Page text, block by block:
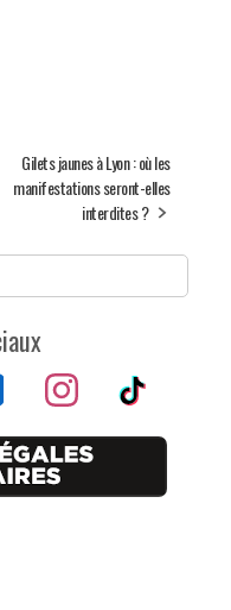
Gilets jaunes à Lyon : où les
manifestations seront-elles
interdites ?